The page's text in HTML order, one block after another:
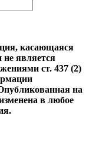
касающаяся
является
ст. 437 (2)
на
в любое